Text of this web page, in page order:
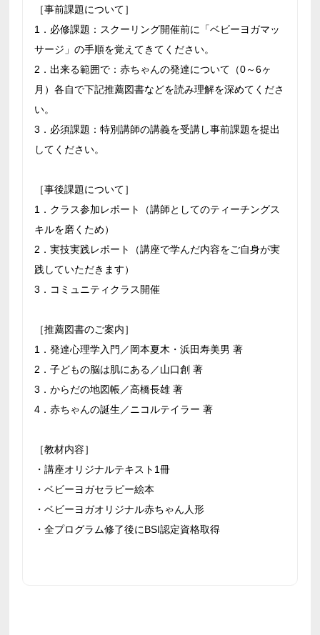
［事前課題について］
1．必修課題：スクーリング開催前に「ベビーヨガマッ
サージ」の手順を覚えてきてください。
2．出来る範囲で：赤ちゃんの発達について（0～6ヶ
月）各自で下記推薦図書などを読み理解を深めてくださ
い。
3．必須課題：特別講師の講義を受講し事前課題を提出
してください。
［事後課題について］
1．クラス参加レポート（講師としてのティーチングス
キルを磨くため）
2．実技実践レポート（講座で学んだ内容をご自身が実
践していただきます）
3．コミュニティクラス開催
［推薦図書のご案内］
1．発達心理学入門／岡本夏木・浜田寿美男 著
2．子どもの脳は肌にある／山口創 著
3．からだの地図帳／高橋長雄 著
4．赤ちゃんの誕生／ニコルテイラー 著
［教材内容］
・講座オリジナルテキスト1冊
・ベビーヨガセラピー絵本
・ベビーヨガオリジナル赤ちゃん人形
・全プログラム修了後にBSI認定資格取得